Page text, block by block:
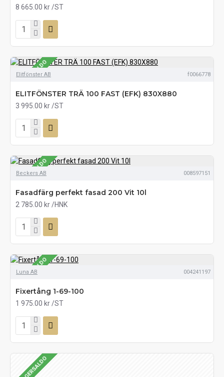
8 665.00 kr /ST
SE LAGERSALDO
Elitfönster AB f0066778
ELITFÖNSTER TRÄ 100 FAST (EFK) 830X880
3 995.00 kr /ST
SE LAGERSALDO
Beckers AB 008597151
Fasadfärg perfekt fasad 200 Vit 10l
2 785.00 kr /HNK
SE LAGERSALDO
Luna AB 004241197
Fixertång 1-69-100
1 975.00 kr /ST